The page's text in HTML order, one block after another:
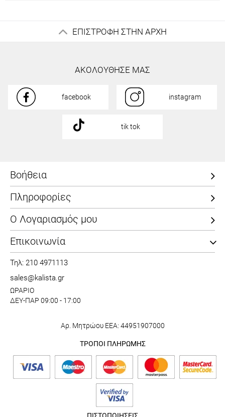
ΕΠΙΣΤΡΟΦΗ ΣΤΗΝ ΑΡΧΗ
ΑΚΟΛΟΥΘΗΣΕ ΜΑΣ
facebook instagram
tik tok
Βοήθεια
Πληροφορίες
Ο Λογαριασμός μου
Επικοινωνία
Τηλ: 210 4971113
sales@kalista.gr
ΩΡΑΡΙΟ
ΔΕΥ-ΠΑΡ 09:00 - 17:00
Αρ. Μητρώου ΕΕΑ: 44951907000
ΤΡΟΠΟΙ ΠΛΗΡΩΜΗΣ